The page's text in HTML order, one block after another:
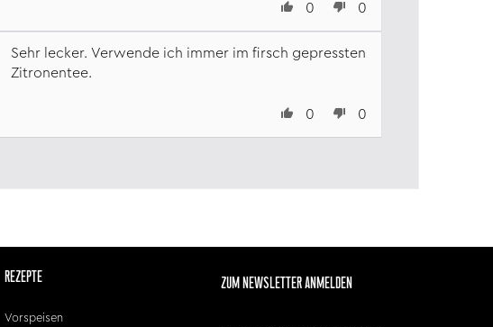
0 0
Sehr lecker. Verwende ich immer im firsch gepressten
Zitronentee.
0 0
REZEPTE
Vorspeisen
ZUM NEWSLETTER ANMELDEN